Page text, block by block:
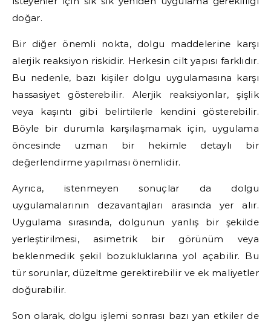
doğar.
Bir diğer önemli nokta, dolgu maddelerine karşı
alerjik reaksiyon riskidir. Herkesin cilt yapısı farklıdır.
Bu nedenle, bazı kişiler dolgu uygulamasına karşı
hassasiyet gösterebilir. Alerjik reaksiyonlar, şişlik
veya kaşıntı gibi belirtilerle kendini gösterebilir.
Böyle bir durumla karşılaşmamak için, uygulama
öncesinde uzman bir hekimle detaylı bir
değerlendirme yapılması önemlidir.
Ayrıca, istenmeyen sonuçlar da dolgu
uygulamalarının dezavantajları arasında yer alır.
Uygulama sırasında, dolgunun yanlış bir şekilde
yerleştirilmesi, asimetrik bir görünüm veya
beklenmedik şekil bozukluklarına yol açabilir. Bu
tür sorunlar, düzeltme gerektirebilir ve ek maliyetler
doğurabilir.
Son olarak, dolgu işlemi sonrası bazı yan etkiler de